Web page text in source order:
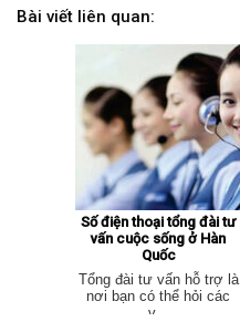
Bài viết liên quan:
Số điện thoại tổng đài tư
vấn cuộc sống ở Hàn
Quốc
Tổng đài tư vấn hỗ trợ là
nơi bạn có thể hỏi các
v...